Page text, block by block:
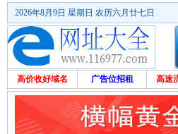
2026年8月9日 星期日 农历六月廿七日
高价收好域名 广告位招租 高速